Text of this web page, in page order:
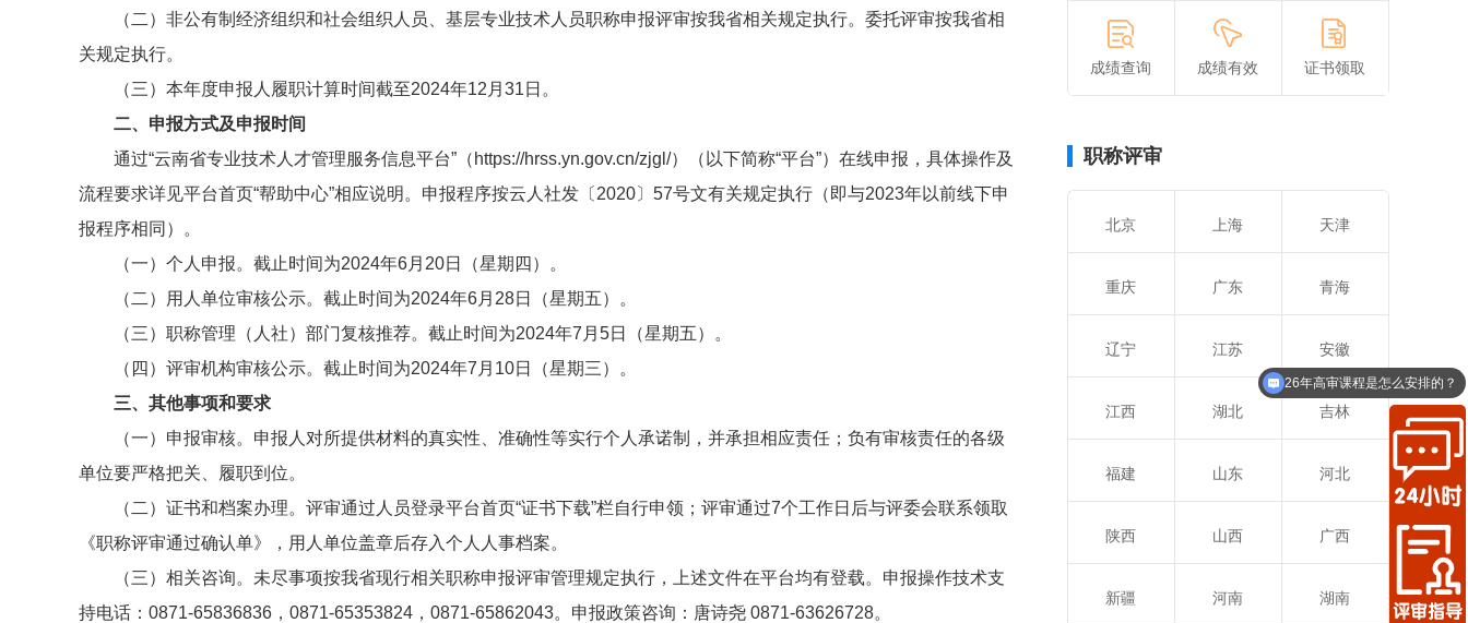
（二）非公有制经济组织和社会组织人员、基层专业技术人员职称申报评审按我省相关规定执行。委托评审按我省相
关规定执行。
（三）本年度申报人履职计算时间截至2024年12月31日。
二、申报方式及申报时间
通过“云南省专业技术人才管理服务信息平台”（https://hrss.yn.gov.cn/zjgl/）（以下简称“平台”）在线申报，具体操作及
流程要求详见平台首页“帮助中心”相应说明。申报程序按云人社发〔2020〕57号文有关规定执行（即与2023年以前线下申
报程序相同）。
（一）个人申报。截止时间为2024年6月20日（星期四）。
（二）用人单位审核公示。截止时间为2024年6月28日（星期五）。
（三）职称管理（人社）部门复核推荐。截止时间为2024年7月5日（星期五）。
（四）评审机构审核公示。截止时间为2024年7月10日（星期三）。
三、其他事项和要求
（一）申报审核。申报人对所提供材料的真实性、准确性等实行个人承诺制，并承担相应责任；负有审核责任的各级
单位要严格把关、履职到位。
（二）证书和档案办理。评审通过人员登录平台首页“证书下载”栏自行申领；评审通过7个工作日后与评委会联系领取
《职称评审通过确认单》，用人单位盖章后存入个人人事档案。
（三）相关咨询。未尽事项按我省现行相关职称申报评审管理规定执行，上述文件在平台均有登载。申报操作技术支
持电话：0871-65836836，0871-65353824，0871-65862043。申报政策咨询：唐诗尧 0871-63626728。
成绩查询 成绩有效 证书领取
职称评审
北京 上海 天津
重庆 广东 青海
辽宁 江苏 安徽
江西 湖北 吉林
福建 山东 河北
陕西 山西 广西
新疆 河南 湖南
26年高审课程是怎么安排的？